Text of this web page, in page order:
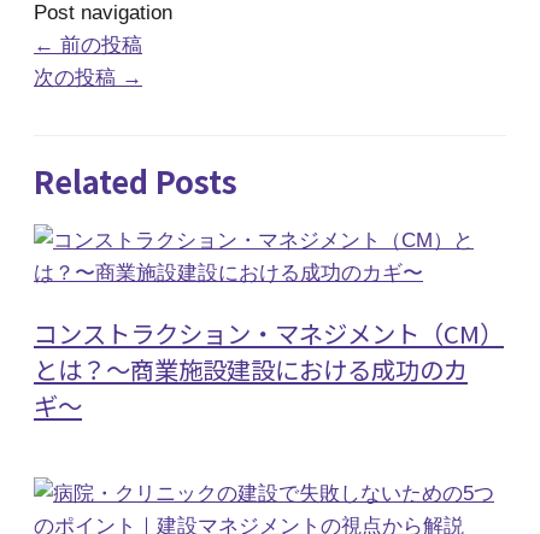
Post navigation
← 前の投稿
次の投稿 →
Related Posts
コンストラクション・マネジメント（CM）
とは？〜商業施設建設における成功のカ
ギ〜